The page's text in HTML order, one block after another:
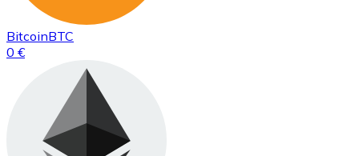
BitcoinBTC
0 €